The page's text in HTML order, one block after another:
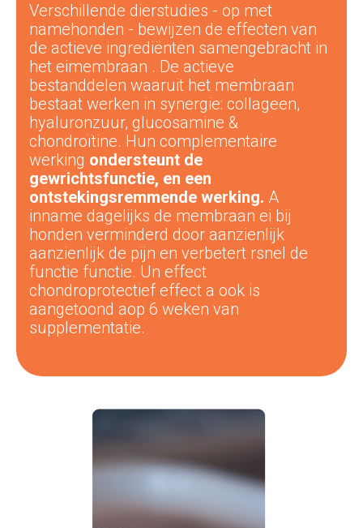
Verschillende dierstudies - op met
namehonden - bewijzen de effecten van
de actieve ingrediënten samengebracht in
het eimembraan . De actieve
bestanddelen waaruit het membraan
bestaat werken in synergie: collageen,
hyaluronzuur, glucosamine &
chondroïtine. Hun complementaire
werking ondersteunt de
gewrichtsfunctie, en een
ontstekingsremmende werking. A
inname dagelijks de membraan ei bij
honden verminderd door aanzienlijk
aanzienlijk de pijn en verbetert rsnel de
functie functie. Un effect
chondroprotectief effect a ook is
aangetoond aop 6 weken van
supplementatie.